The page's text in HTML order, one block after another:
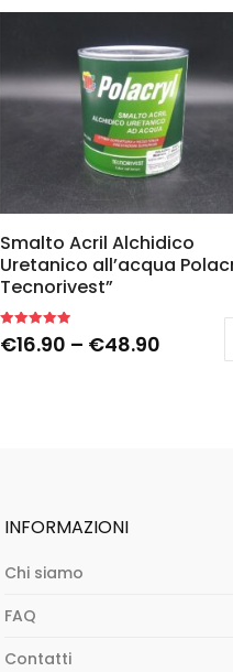
Smalto Acril Alchidico
Uretanico all’acqua
Tecnorivest”
Rated
5.00
€16.90 – €48.90
INFORMAZIONI
Chi siamo
FAQ
Contatti